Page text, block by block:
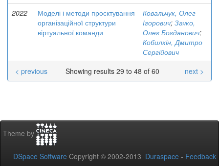
2022
Моделі і методи проєктування
організаційної структури
віртуальної команди
Ковальчук, Олег
Ігорович; Зачко,
Олег Богданович;
Кобилкін, Дмитро
Сергійович
Showing results 29 to 48 of 60
< previous next >
Theme by
DSpace Software Copyright © 2002-2013 Duraspace - Feedback